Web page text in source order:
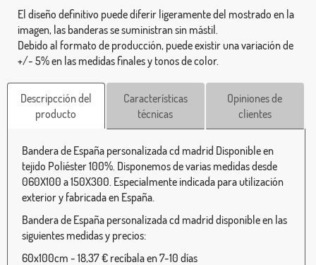
El diseño definitivo puede diferir ligeramente del mostrado en la
imagen, las banderas se suministran sin mástil.
Debido al formato de producción, puede existir una variación de
+/- 5% en las medidas finales y tonos de color.
Descripcción del
producto
Características
técnicas
Opiniones de
clientes
Bandera de España personalizada cd madrid Disponible en
tejido Poliéster 100%. Disponemos de varias medidas desde
060X100 a 150X300. Especialmente indicada para utilización
exterior y fabricada en España.
Bandera de España personalizada cd madrid disponible en las
siguientes medidas y precios:
60x100cm - 18,37 € recíbala en 7-10 días